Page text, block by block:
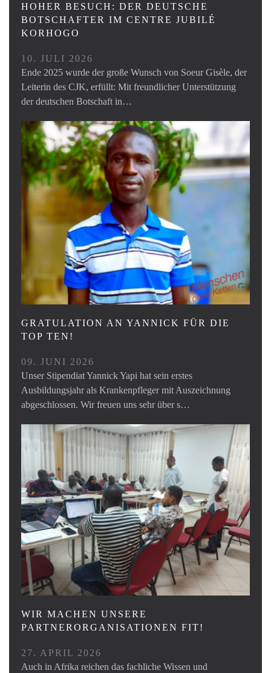
HOHER BESUCH: DER DEUTSCHE
BOTSCHAFTER IM CENTRE JUBILÉ
KORHOGO
10. JULI 2026
Ende 2025 wurde der große Wunsch von Soeur Gisèle, der
Leiterin des CJK, erfüllt: Mit freundlicher Unterstützung
der deutschen Botschaft in…
GRATULATION AN YANNICK FÜR DIE
TOP TEN!
09. JUNI 2026
Unser Stipendiat Yannick Yapi hat sein erstes
Ausbildungsjahr als Krankenpfleger mit Auszeichnung
abgeschlossen. Wir freuen uns sehr über s…
WIR MACHEN UNSERE
PARTNERORGANISATIONEN FIT!
27. APRIL 2026
Auch in Afrika reichen das fachliche Wissen und